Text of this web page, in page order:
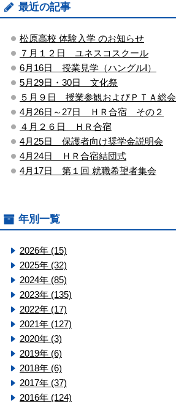
最近の記事
松原高校 体験入学 のお知らせ
７月１２日 ユネスコスクール
6月16日 授業見学（ハングルⅠ）
5月29日・30日 文化祭
５月９日 授業参観およびＰＴＡ総会
4月26日～27日 ＨＲ合宿 その２
４月２６日 ＨＲ合宿
4月25日 保護者向け奨学金説明会
4月24日 ＨＲ合宿結団式
4月17日 第１回 就職希望者集会
年別一覧
2026年 (15)
2025年 (32)
2024年 (85)
2023年 (135)
2022年 (17)
2021年 (127)
2020年 (3)
2019年 (6)
2018年 (6)
2017年 (37)
2016年 (124)